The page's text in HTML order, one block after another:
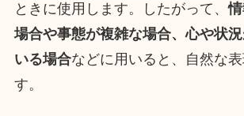
ときに使用します。したがって、
場合や事態が複雑な場合、心や状
いる場合などに用いると、自然な
す。